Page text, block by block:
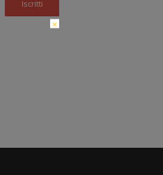
Iscritti
×